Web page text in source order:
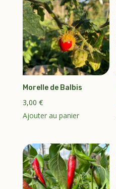
Morelle de Balbis
3,00 €
Ajouter au panier